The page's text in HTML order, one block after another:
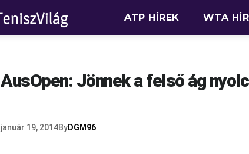
ATP HÍREK WTA
AusOpen: Jönnek a felső ág
január 19, 2014ByDGM96